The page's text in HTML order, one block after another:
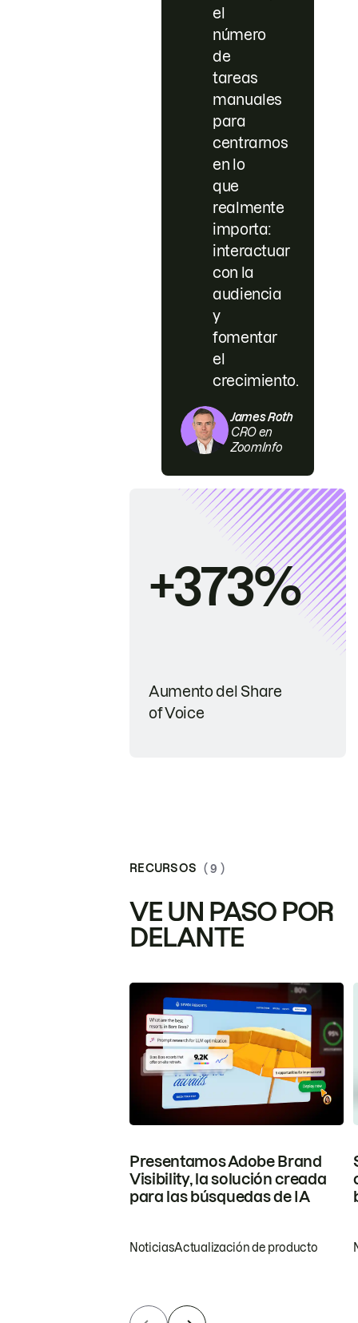
el
número
de
tareas
manuales
para
centrarnos
en lo
que
realmente
importa:
interactuar
con la
audiencia
y
fomentar
el
crecimiento.
James Roth
CRO en
ZoomInfo
+373%
Aumento del Share
of Voice
RECURSOS ( 9 )
VE UN PASO POR
DELANTE
Presentamos Adobe Brand
Visibility, la solución creada
para las búsquedas de IA
NoticiasActualización de producto